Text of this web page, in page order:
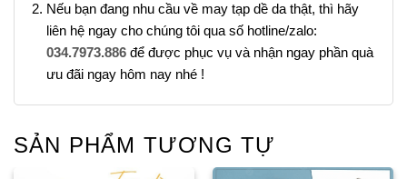
Nếu bạn đang nhu cầu về may tạp dề da thật, thì hãy
liên hệ ngay cho chúng tôi qua số hotline/zalo:
034.7973.886để được phục vụ và nhận ngay phần quà
ưu đãi ngay hôm nay nhé !
SẢN PHẨM TƯƠNG TỰ